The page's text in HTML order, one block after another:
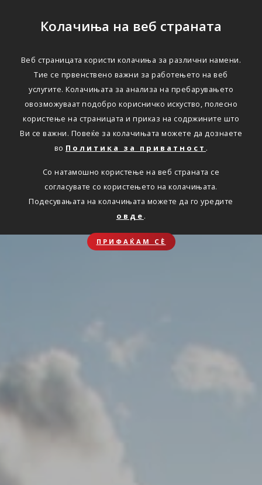
Колачиња на веб страната
Веб страницата користи колачиња за различни намени.
Тие се првенствено важни за работењето на веб
услугите. Колачињата за анализа на пребарувањето
овозможуваат подобро корисничко искуство, полесно
користење на страницата и приказ на содржините што
Ви се важни. Повеќе за колачињата можете да дознаете
во Политика за приватност .
Со натамошно користење на веб страната се
согласувате со користењето на колачињата.
Подесувањата на колачињата можете да го уредите
овде .
ПРИФАЌАМ СЀ